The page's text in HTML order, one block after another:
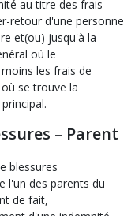
au titre des frais
retour d'une personne
et(ou) jusqu'à la
où le
les frais de
se trouve la
– Parent
blessures
l'un des parents du
de fait,